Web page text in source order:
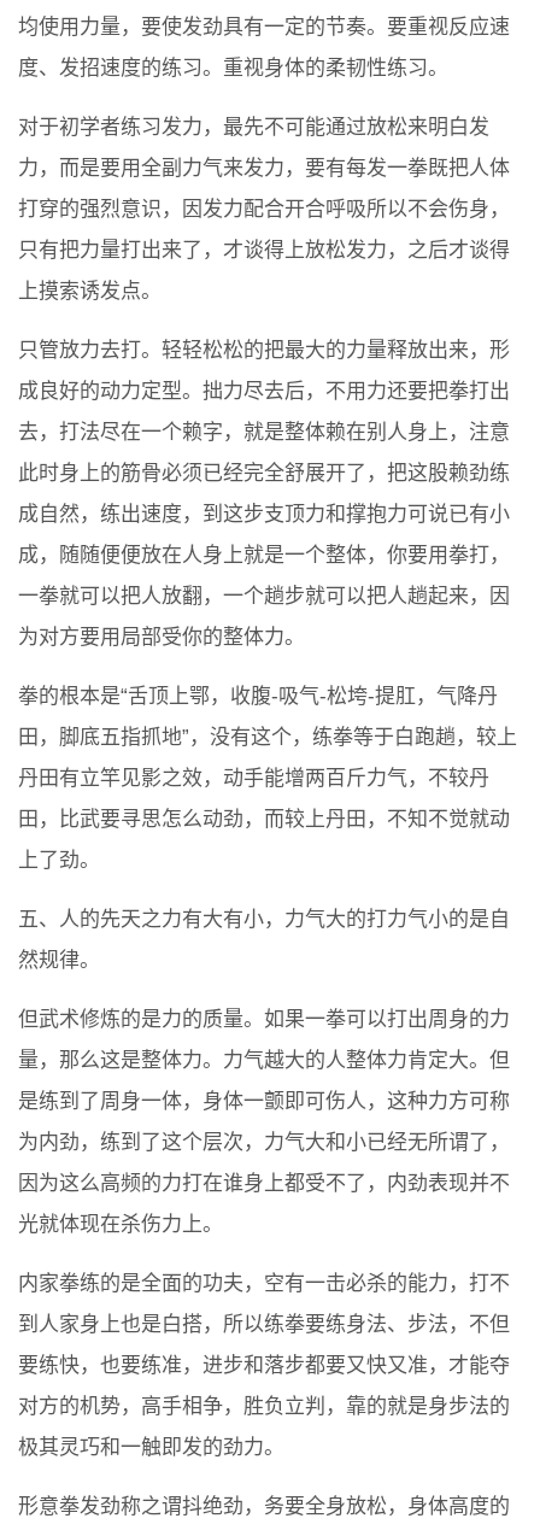
均使用力量，要使发劲具有一定的节奏。要重视反应速
度、发招速度的练习。重视身体的柔韧性练习。
对于初学者练习发力，最先不可能通过放松来明白发
力，而是要用全副力气来发力，要有每发一拳既把人体
打穿的强烈意识，因发力配合开合呼吸所以不会伤身，
只有把力量打出来了，才谈得上放松发力，之后才谈得
上摸索诱发点。
只管放力去打。轻轻松松的把最大的力量释放出来，形
成良好的动力定型。拙力尽去后，不用力还要把拳打出
去，打法尽在一个赖字，就是整体赖在别人身上，注意
此时身上的筋骨必须已经完全舒展开了，把这股赖劲练
成自然，练出速度，到这步支顶力和撑抱力可说已有小
成，随随便便放在人身上就是一个整体，你要用拳打，
一拳就可以把人放翻，一个趟步就可以把人趟起来，因
为对方要用局部受你的整体力。
拳的根本是“舌顶上鄂，收腹-吸气-松垮-提肛，气降丹
田，脚底五指抓地”，没有这个，练拳等于白跑趟，较上
丹田有立竿见影之效，动手能增两百斤力气，不较丹
田，比武要寻思怎么动劲，而较上丹田，不知不觉就动
上了劲。
五、人的先天之力有大有小，力气大的打力气小的是自
然规律。
但武术修炼的是力的质量。如果一拳可以打出周身的力
量，那么这是整体力。力气越大的人整体力肯定大。但
是练到了周身一体，身体一颤即可伤人，这种力方可称
为内劲，练到了这个层次，力气大和小已经无所谓了，
因为这么高频的力打在谁身上都受不了，内劲表现并不
光就体现在杀伤力上。
内家拳练的是全面的功夫，空有一击必杀的能力，打不
到人家身上也是白搭，所以练拳要练身法、步法，不但
要练快，也要练准，进步和落步都要又快又准，才能夺
对方的机势，高手相争，胜负立判，靠的就是身步法的
极其灵巧和一触即发的劲力。
形意拳发劲称之谓抖绝劲，务要全身放松，身体高度的